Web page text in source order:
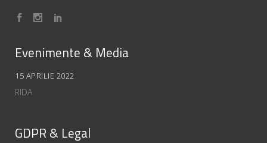
Evenimente & Media
15 APRILIE 2022
RIDA
GDPR & Legal